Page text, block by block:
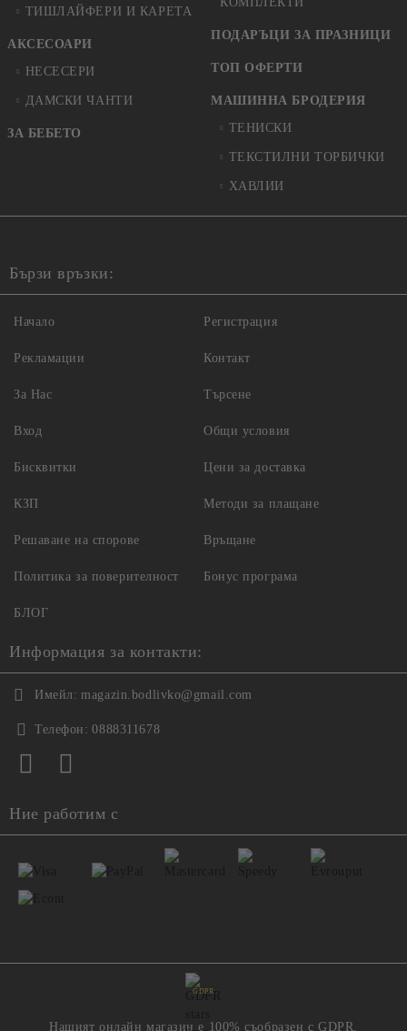
ТИШЛАЙФЕРИ И КАРЕТА
АКСЕСОАРИ
НЕСЕСЕРИ
ДАМСКИ ЧАНТИ
ЗА БЕБЕТО
ПОДАРЪЦИ ЗА ПРАЗНИЦИ
ТОП ОФЕРТИ
МАШИННА БРОДЕРИЯ
ТЕНИСКИ
ТЕКСТИЛНИ ТОРБИЧКИ
ХАВЛИИ
Бързи връзки:
Начало
Рекламации
За Нас
Вход
Регистрация
Контакт
Търсене
Общи условия
Бисквитки
КЗП
Решаване на спорове
Политика за поверителност
Цени за доставка
Методи за плащане
Връщане
Бонус програма
БЛОГ
Информация за контакти:
Имейл: magazin.bodlivko@gmail.com
Телефон: 0888311678
Ние работим с
GDPR
Нашият онлайн магазин е 100% съобразен с GDPR.